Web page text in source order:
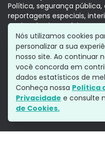
Política, segurança
reportagens especiais,
Aqui, tudo vira notícia e a
com a credibilidade do
Grupo Aratu
Política de
Siga-nos
Nós utilizamos cookies
personalizar a sua
nosso site. Ao continuar
você concorda em
dados estatísticos de
Conheça nossa Política
Privacidade e consulte
de Cookies.